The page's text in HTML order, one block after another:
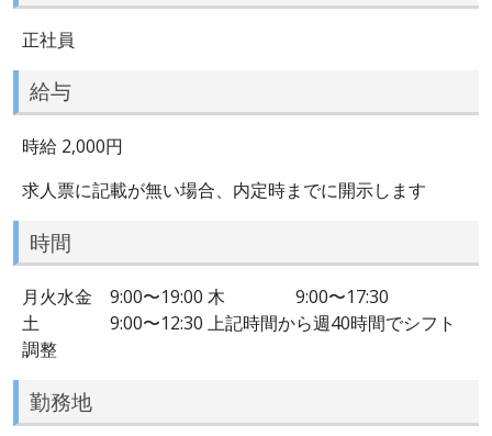
正社員
給与
時給 2,000円
求人票に記載が無い場合、内定時までに開示します
時間
月火水金 9:00〜19:00 木 9:00〜17:30
土 9:00〜12:30 上記時間から週40時間でシフト
調整
勤務地